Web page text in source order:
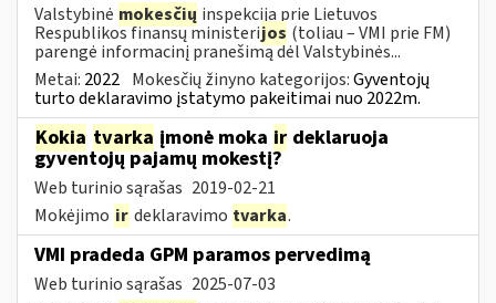
Valstybinė mokesčių inspekcija prie Lietuvos
Respublikos finansų ministerijos (toliau – VMI prie FM)
parengė informacinį pranešimą dėl Valstybinės...
Metai: 2022 Mokesčių žinyno kategorijos:Gyventojų
turto deklaravimo įstatymo pakeitimai nuo 2022m.
Kokia tvarka įmonė moka ir deklaruoja
gyventojų pajamų mokestį?
Web turinio sąrašas 2019-02-21
Mokėjimo ir deklaravimo tvarka.
VMI pradeda GPM paramos pervedimą
Web turinio sąrašas 2025-07-03